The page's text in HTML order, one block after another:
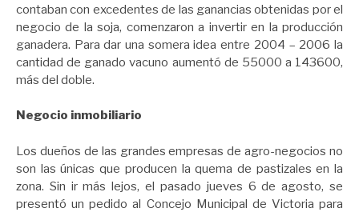
contaban con excedentes de las ganancias obtenidas por el
negocio de la soja, comenzaron a invertir en la producción
ganadera. Para dar una somera idea entre 2004 – 2006 la
cantidad de ganado vacuno aumentó de 55000 a 143600,
más del doble.
Negocio inmobiliario
Los dueños de las grandes empresas de agro-negocios no
son las únicas que producen la quema de pastizales en la
zona. Sin ir más lejos, el pasado jueves 6 de agosto, se
presentó un pedido al Concejo Municipal de Victoria para